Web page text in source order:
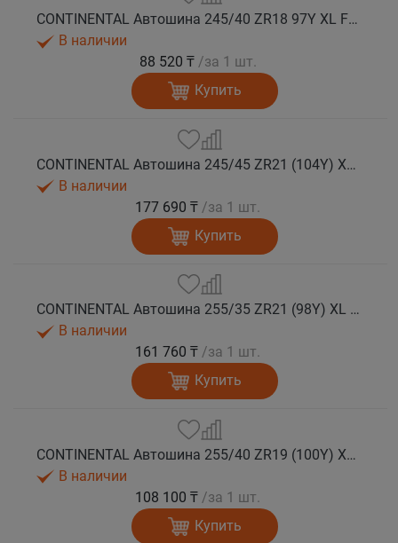
CONTINENTAL Автошина 245/40 ZR18 97Y XL FR SportContact 7 лето
В наличии
88 520 ₸ /за 1 шт.
Купить
CONTINENTAL Автошина 245/45 ZR21 (104Y) XL FR SportContact 7 лето
В наличии
177 690 ₸ /за 1 шт.
Купить
CONTINENTAL Автошина 255/35 ZR21 (98Y) XL FR SportContact 7 лето
В наличии
161 760 ₸ /за 1 шт.
Купить
CONTINENTAL Автошина 255/40 ZR19 (100Y) XL FR SportContact 7 лето
В наличии
108 100 ₸ /за 1 шт.
Купить